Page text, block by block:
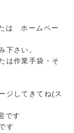
は ホームペー
下さい。
は作業手袋・そ
ジしてきてね(ス
です
す